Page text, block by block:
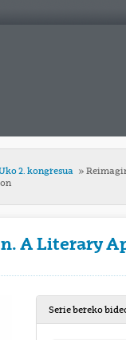
2. kongresua
A Literary
Serie bereko